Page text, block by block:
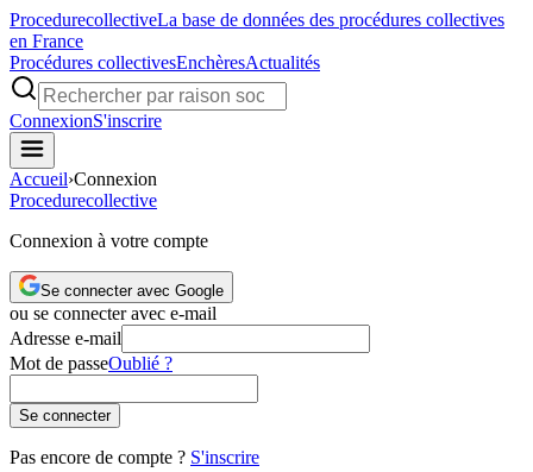
ProcedurecollectiveLa base de données des procédures collectives
en France
Procédures collectivesEnchèresActualités
ConnexionS'inscrire
Accueil›Connexion
Procedurecollective
Connexion à votre compte
Se connecter avec Google
ou se connecter avec e-mail
Adresse e-mail
Mot de passeOublié ?
Se connecter
Pas encore de compte ? S'inscrire